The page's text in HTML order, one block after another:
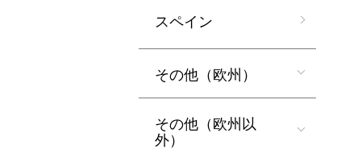
スペイン
その他（欧州）
その他（欧州以
外）